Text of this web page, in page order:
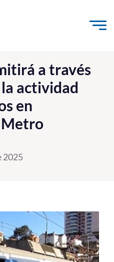
a través
actividad
en
Metro
2025